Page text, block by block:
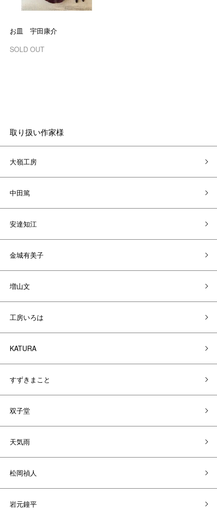
お皿 宇田康介
SOLD OUT
取り扱い作家様
大嶺工房
中田篤
安達知江
金城有美子
増山文
工房いろは
KATURA
すずきまこと
双子堂
天気雨
松岡禎人
岩元鐘平